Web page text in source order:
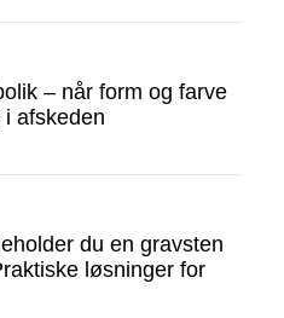
– når form og farve
afskeden
du en gravsten
løsninger for